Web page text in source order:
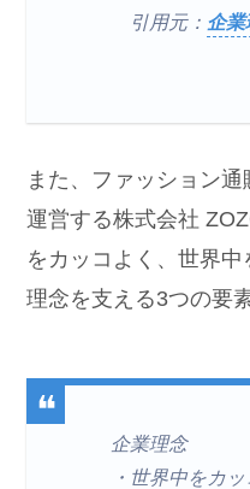
引用元： 企業
また、ファッション
運営する株式会社
をカッコよく、世界
理念を支える3つの要
企業理念
・世界中をカ